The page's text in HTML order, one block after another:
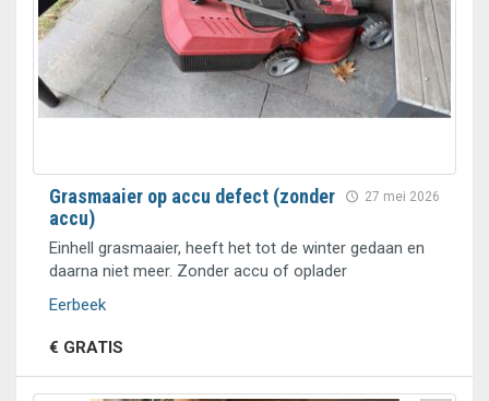
27 mei 2026
Grasmaaier op accu defect (zonder
accu)
Einhell grasmaaier, heeft het tot de winter gedaan en
daarna niet meer. Zonder accu of oplader
Eerbeek
€ GRATIS